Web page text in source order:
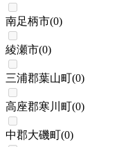
南足柄市(0)
綾瀬市(0)
三浦郡葉山町(0)
高座郡寒川町(0)
中郡大磯町(0)